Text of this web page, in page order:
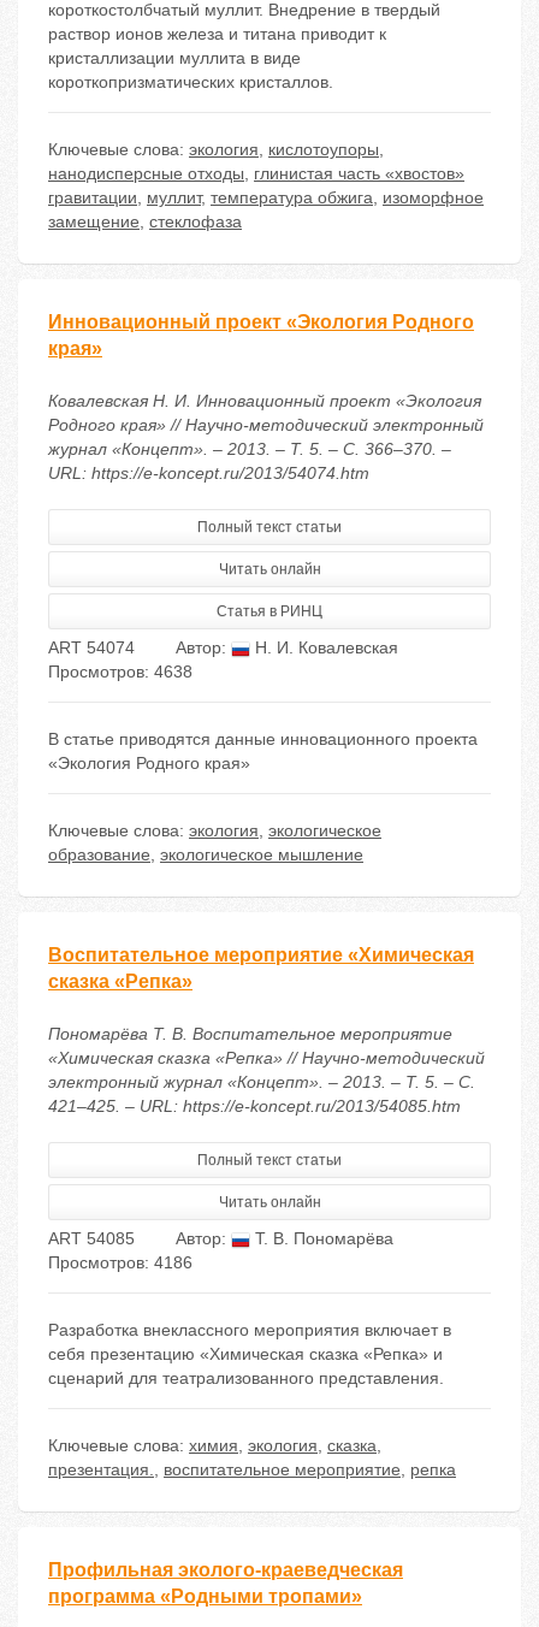
короткостолбчатый муллит. Внедрение в твердый
раствор ионов железа и титана приводит к
кристаллизации муллита в виде
короткопризматических кристаллов.
Ключевые слова: экология, кислотоупоры,
нанодисперсные отходы, глинистая часть «хвостов»
гравитации, муллит, температура обжига, изоморфное
замещение, стеклофаза
Инновационный проект «Экология Родного
края»
Ковалевская Н. И. Инновационный проект «Экология
Родного края» // Научно-методический электронный
журнал «Концепт». – 2013. – Т. 5. – С. 366–370. –
URL: https://e-koncept.ru/2013/54074.htm
Полный текст статьи
Читать онлайн
Статья в РИНЦ
ART 54074 Автор:
Н. И. Ковалевская
Просмотров: 4638
В статье приводятся данные инновационного проекта
«Экология Родного края»
Ключевые слова: экология, экологическое
образование, экологическое мышление
Воспитательное мероприятие «Химическая
сказка «Репка»
Пономарёва Т. В. Воспитательное мероприятие
«Химическая сказка «Репка» // Научно-методический
электронный журнал «Концепт». – 2013. – Т. 5. – С.
421–425. – URL: https://e-koncept.ru/2013/54085.htm
Полный текст статьи
Читать онлайн
ART 54085 Автор:
Т. В. Пономарёва
Просмотров: 4186
Разработка внеклассного мероприятия включает в
себя презентацию «Химическая сказка «Репка» и
сценарий для театрализованного представления.
Ключевые слова: химия, экология, сказка,
презентация., воспитательное мероприятие, репка
Профильная эколого-краеведческая
программа «Родными тропами»